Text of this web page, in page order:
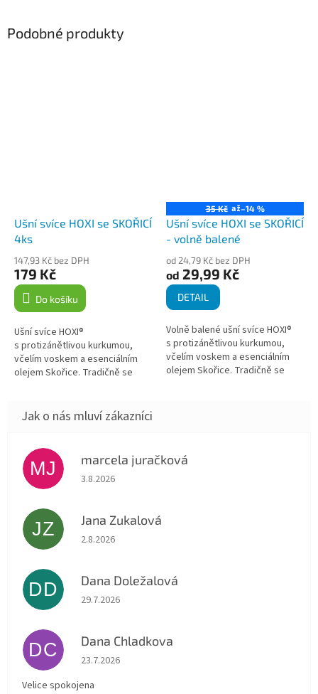
Podobné produkty
Ušní svíce HOXI se SKOŘICÍ
4ks
147,93 Kč bez DPH
179 Kč
Do košíku
Ušní svíce HOXI®
s protizánětlivou kurkumou,
včelím voskem a esenciálním
olejem Skořice. Tradičně se
čištění ucha,...
35 Kč až–14 %
Ušní svíce HOXI se SKOŘICÍ
- volně balené
od 24,79 Kč bez DPH
od 29,99 Kč
DETAIL
Volně balené ušní svíce HOXI®
s protizánětlivou kurkumou,
včelím voskem a esenciálním
olejem Skořice. Tradičně se
MJ marcela juračková
Hodnocení obchodu je 5 z 5 hvězdiček.
3.8.2026
JZ Jana Zukalová
Hodnocení obchodu je 5 z 5 hvězdiček.
2.8.2026
DD Dana Doležalová
Hodnocení obchodu je 5 z 5 hvězdiček.
29.7.2026
DC Dana Chladkova
Hodnocení obchodu je 5 z 5 hvězdiček.
23.7.2026
Velice spokojena